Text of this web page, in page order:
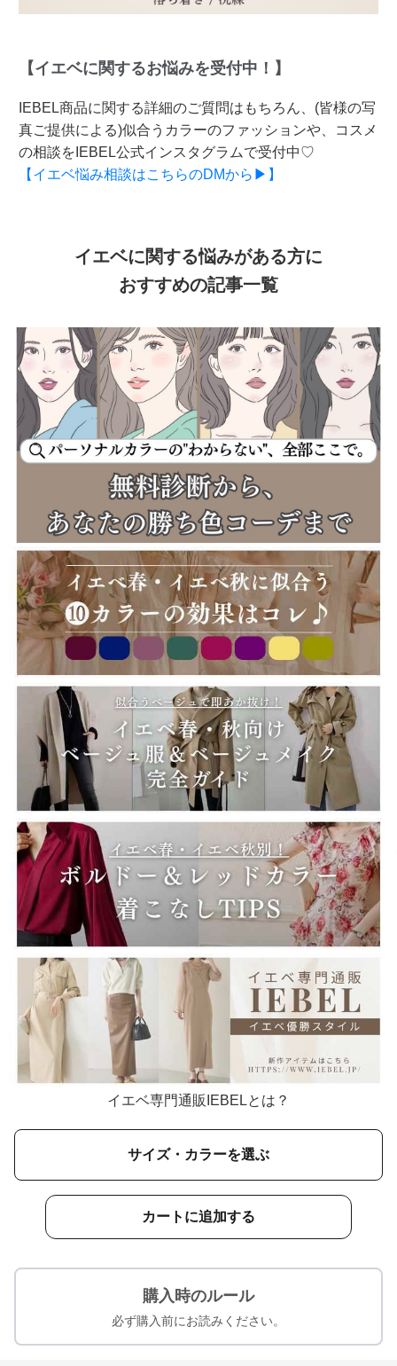
【イエベに関するお悩みを受付中！】
IEBEL商品に関する詳細のご質問はもちろん、(皆様の写
真ご提供による)似合うカラーのファッションや、コスメ
の相談をIEBEL公式インスタグラムで受付中♡
【イエベ悩み相談はこちらのDMから▶】
イエベに関する悩みがある方に
おすすめの記事一覧
イエベ専門通販IEBELとは？
サイズ・カラーを選ぶ
カートに追加する
購入時のルール
必ず購入前にお読みください。